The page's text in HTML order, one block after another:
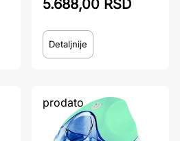
5.688,00 RSD
Detaljnije
prodato